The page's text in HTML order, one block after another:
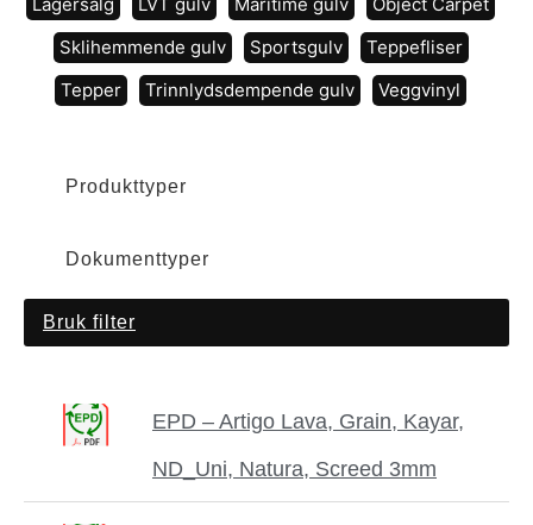
Sklihemmende gulv
Sportsgulv
Teppefliser
Tepper
Trinnlydsdempende gulv Veggvinyl
Produkttyper
Dokumenttyper
EPD – Artigo Lava, Grain, Kayar,
ND_Uni, Natura, Screed 3mm